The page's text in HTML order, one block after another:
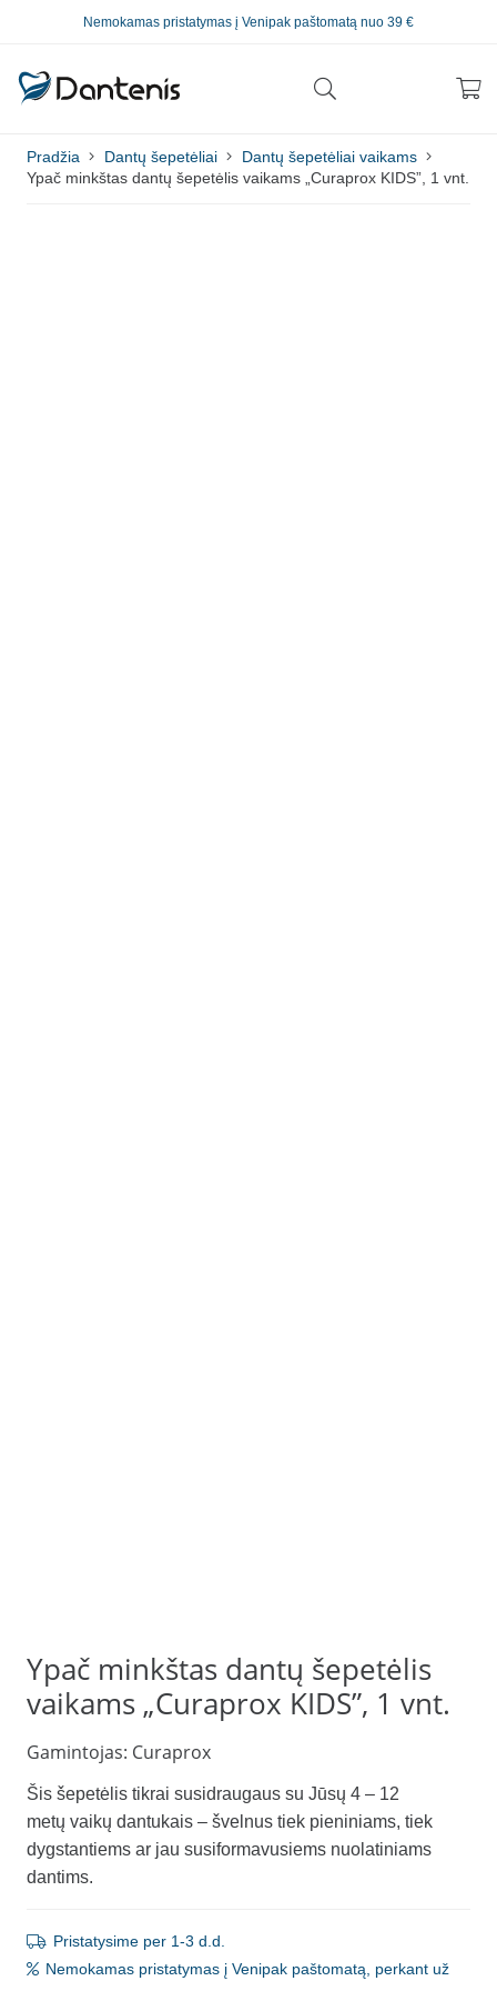
Nemokamas pristatymas į Venipak paštomatą nuo 39 €
Pradžia Dantų šepetėliai
Dantų šepetėliai vaikams
Ypač minkštas dantų šepetėlis vaikams „Curaprox KIDS”, 1 vnt.
Ypač minkštas dantų šepetėlis
vaikams „Curaprox KIDS”, 1 vnt.
Gamintojas: Curaprox
Šis šepetėlis tikrai susidraugaus su Jūsų 4 – 12
metų vaikų dantukais – švelnus tiek pieniniams, tiek
dygstantiems ar jau susiformavusiems nuolatiniams
dantims.
Pristatysime per 1-3 d.d.
Nemokamas pristatymas į Venipak paštomatą, perkant už